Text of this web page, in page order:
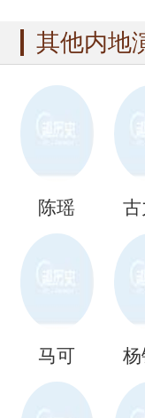
其他内地
陈瑶 古
马可 杨